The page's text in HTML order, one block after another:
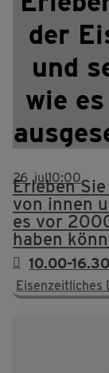
der
und
wie
26 jul10:00
Erleben
von innen
es vor
haben
10.00-16.30
Eisenzeitliches